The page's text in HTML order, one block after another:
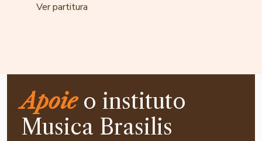
Ver partitura
Apoieo instituto
Musica Brasilis